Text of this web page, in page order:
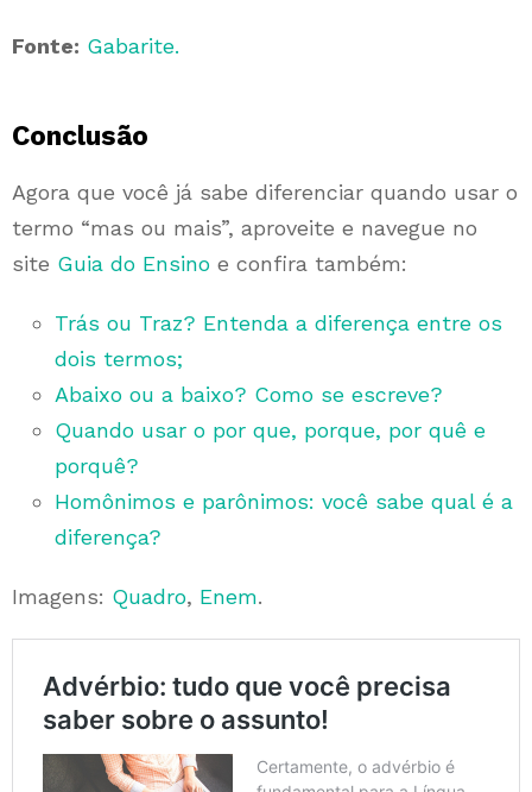
Fonte: Gabarite.
Conclusão
Agora que você já sabe diferenciar quando usar o
termo “mas ou mais”, aproveite e navegue no
site Guia do Ensino e confira também:
Trás ou Traz? Entenda a diferença entre os
dois termos;
Abaixo ou a baixo? Como se escreve?
Quando usar o por que, porque, por quê e
porquê?
Homônimos e parônimos: você sabe qual é a
diferença?
Imagens: Quadro, Enem.